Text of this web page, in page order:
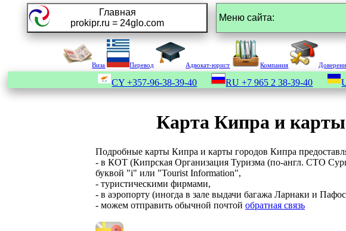
Главная
prokipr.ru = 24glo.com
Виза Перевод Адвокат-юрист Компания
CY+357-96-38-39-40 RU+7 965 2 38-39-40
Карта Кипра и карты
Подробные карты Кипра и карты городов Кипра
- в КОТ (Кипрская Организация Туризма (по-англ. CTO
буквой "i" или "Tourist Information",
- туристическими фирмами,
- в аэропорту (иногда в зале выдачи багажа Ларнаки и
- можем отправить обычной почтой обратная связь